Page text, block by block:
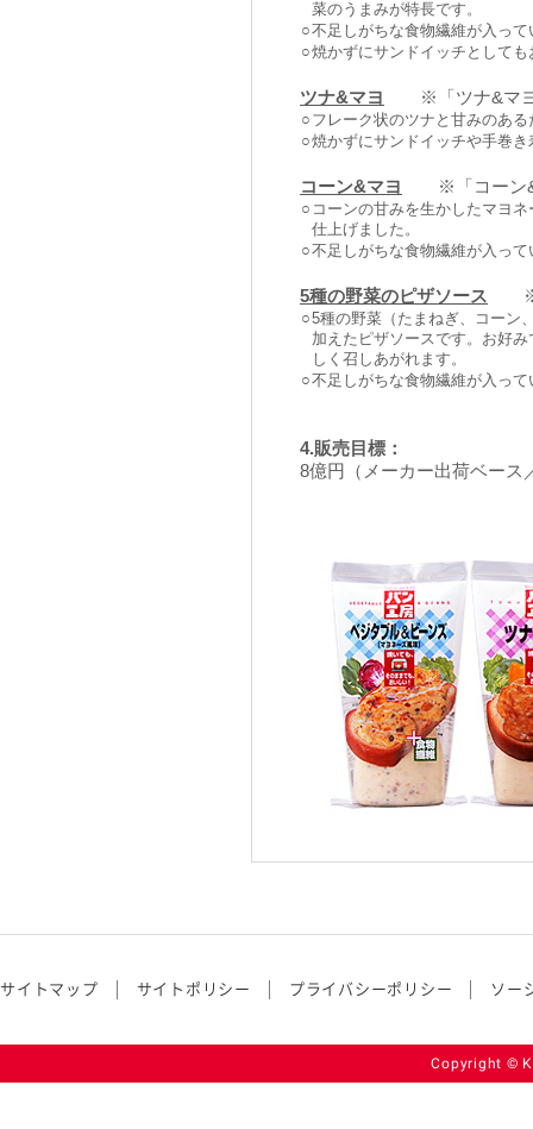
菜のうまみが特長です。
○不足しがちな食物繊維が入っ
○焼かずにサンドイッチとして
ツナ&マヨ ※「ツナ&マヨ
○ フレーク状のツナと甘みのあ
○焼かずにサンドイッチや手巻
コーン&マヨ ※「コーン&
○ コーンの甘みを生かしたマヨ
仕上げました。
○不足しがちな食物繊維が入っ
5種の野菜のピザソース ※「
○5種の野菜（たまねぎ、コーン
加えたピザソースです。お好
しく召しあがれます。
○不足しがちな食物繊維が入っ
4.販売目標：
8億円（メーカー出荷ベース
サイトマップ サイトポリシー プライバシーポリシー ソー
Copyright ©